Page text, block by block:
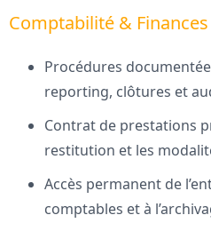
Comptabilité & Finances
Procédures
reporting, clôtures et
Contrat de prestations
restitution et les
Accès permanent de
comptables et à